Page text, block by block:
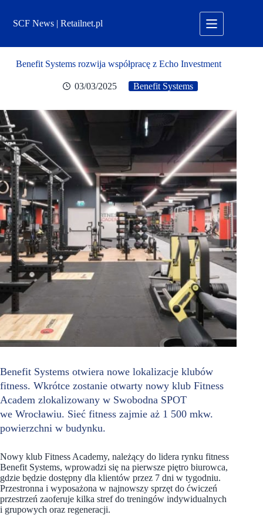
treściSCF News | Retailnet.pl
Benefit Systems rozwija współpracę z Echo Investment
03/03/2025 Benefit Systems
Benefit Systems otwiera nowe lokalizacje klubów
fitness. Wkrótce zostanie otwarty nowy klub Fitness
Academ zlokalizowany w Swobodna SPOT
we Wrocławiu. Sieć fitness zajmie aż 1 500 mkw.
powierzchni w budynku.
Nowy klub Fitness Academy, należący do lidera rynku fitness
Benefit Systems, wprowadzi się na pierwsze piętro biurowca,
gdzie będzie dostępny dla klientów przez 7 dni w tygodniu.
Przestronna i wyposażona w najnowszy sprzęt do ćwiczeń
przestrzeń zaoferuje kilka stref do treningów indywidualnych
i grupowych oraz regeneracji.